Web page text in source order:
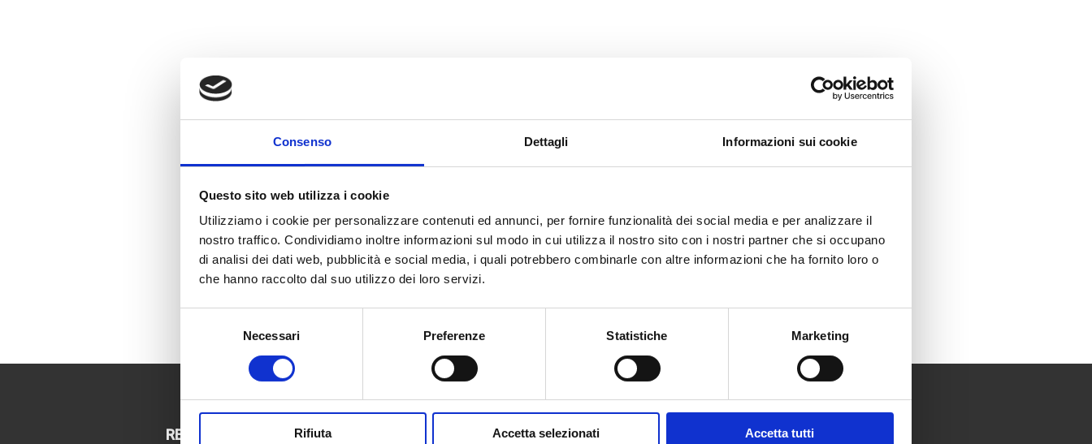
Consenso Dettagli Informazioni sui cookie
Questo sito web utilizza i cookie
Utilizziamo i cookie per personalizzare contenuti ed annunci, per fornire funzionalità dei social media e per analizzare il
nostro traffico. Condividiamo inoltre informazioni sul modo in cui utilizza il nostro sito con i nostri partner che si occupano
di analisi dei dati web, pubblicità e social media, i quali potrebbero combinarle con altre informazioni che ha fornito loro o
che hanno raccolto dal suo utilizzo dei loro servizi.
Necessari Preferenze Statistiche Marketing
Rifiuta Accetta selezionati Accetta tutti
SS 379 salida Fasano Zona Industrial.
En avión:
Bari – Aeropuerto Karol Wojtyla (unos 50 km de Fasano).
Brindisi – Aeropuerto Salento (unos 50 km de Fasano).
RENNA PRODUCTOS SÍGUENOS